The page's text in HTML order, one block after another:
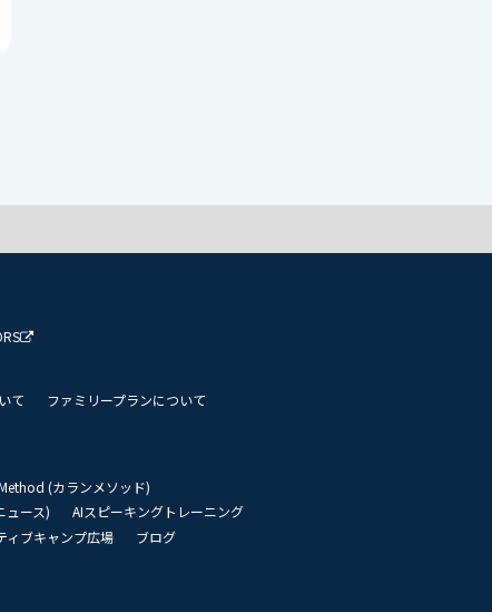
て
ファミリープランについて
(カランメソッド)
ュース)
AIスピーキングトレーニング
ィブキャンプ広場
ブログ